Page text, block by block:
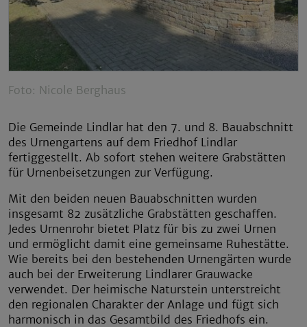
Foto: Nicole Berghaus
Die Gemeinde Lindlar hat den 7. und 8. Bauabschnitt
des Urnengartens auf dem Friedhof Lindlar
fertiggestellt. Ab sofort stehen weitere Grabstätten
für Urnenbeisetzungen zur Verfügung.
Mit den beiden neuen Bauabschnitten wurden
insgesamt 82 zusätzliche Grabstätten geschaffen.
Jedes Urnenrohr bietet Platz für bis zu zwei Urnen
und ermöglicht damit eine gemeinsame Ruhestätte.
Wie bereits bei den bestehenden Urnengärten wurde
auch bei der Erweiterung Lindlarer Grauwacke
verwendet. Der heimische Naturstein unterstreicht
den regionalen Charakter der Anlage und fügt sich
harmonisch in das Gesamtbild des Friedhofs ein.